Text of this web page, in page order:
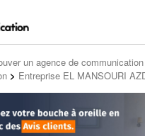
un agence de communication
> Entreprise EL MANSOURI